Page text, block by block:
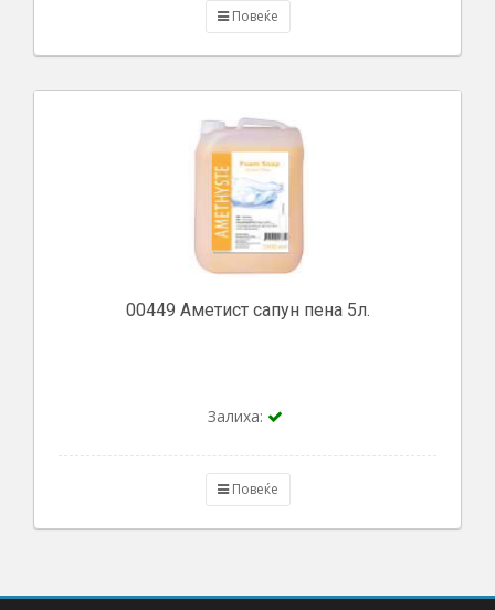
Повеќе
00449 Аметист сапун пена 5л.
Залиха:
Повеќе